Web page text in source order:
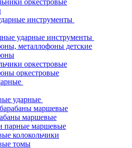
оркестровые
инструменты
ударные инструменты
металлофоны детские
оркестровые
оркестровые
ударные
маршевые
маршевые
парные маршевые
колокольчики
томы